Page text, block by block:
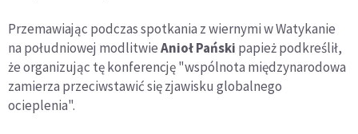
Przemawiając podczas spotkania z wiernymi w Watykanie
na południowej modlitwieAnioł Pański papież podkreślił,
że organizując tę konferencję "wspólnota międzynarodowa
zamierza przeciwstawić się zjawisku globalnego
ocieplenia".